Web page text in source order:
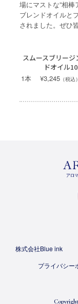
場にマストな”相
ブレンドオイルと
されました。ぜひ
スムースブリージ
ドオイル
1本 ¥3,245（税込）
株式会社Blue ink
プライバシー